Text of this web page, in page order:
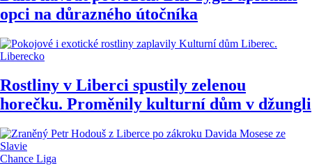
opci na důrazného útočníka
Liberecko
Rostliny v Liberci spustily zelenou
horečku. Proměnily kulturní dům v džungli
Chance Liga